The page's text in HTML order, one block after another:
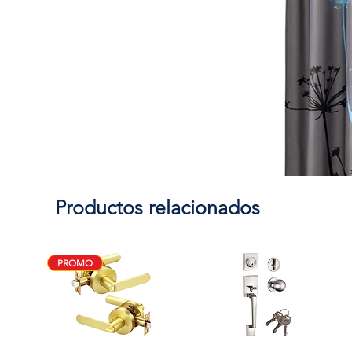
Productos relacionados
PROMO